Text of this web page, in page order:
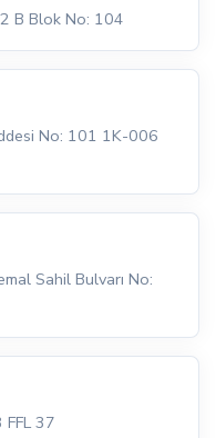
B Blok No: 104
No: 101 1K-006
Sahil Bulvarı No:
37